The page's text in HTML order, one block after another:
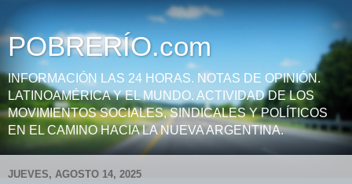
POBRERÍO.com
INFORMACIÓN LAS 24 HORAS. NOTAS DE OPINIÓN.
LATINOAMÉRICA Y EL MUNDO. ACTIVIDAD DE LOS
MOVIMIENTOS SOCIALES, SINDICALES Y POLÍTICOS
EN EL CAMINO HACIA LA NUEVA ARGENTINA.
JUEVES, AGOSTO 14, 2025